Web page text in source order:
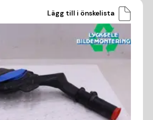
Lägg till i önskelista